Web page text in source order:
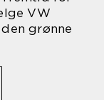
VW
grønne